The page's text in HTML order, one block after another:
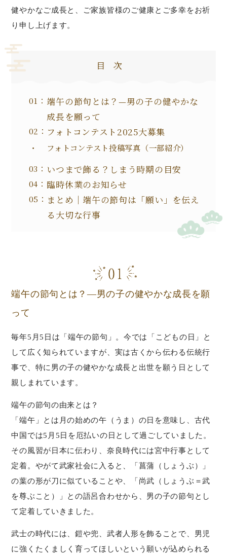
健やかなご成長と、ご家族皆様のご健康とご多幸をお祈
り申し上げます。
目次
端午の節句とは？—男の子の健やかな
成長を願って
フォトコンテスト2025大募集
フォトコンテスト投稿写真（一部紹介）
いつまで飾る？しまう時期の目安
臨時休業のお知らせ
まとめ｜端午の節句は「願い」を伝え
る大切な行事
端午の節句とは？—男の子の健やかな成長を願
って
毎年5月5日は「端午の節句」。今では「こどもの日」と
して広く知られていますが、実は古くから伝わる伝統行
事で、特に男の子の健やかな成長と出世を願う日として
親しまれています。
端午の節句の由来とは？
「端午」とは月の始めの午（うま）の日を意味し、古代
中国では5月5日を厄払いの日として過ごしていました。
その風習が日本に伝わり、奈良時代には宮中行事として
定着。やがて武家社会に入ると、「菖蒲（しょうぶ）」
の葉の形が刀に似ていることや、「尚武（しょうぶ＝武
を尊ぶこと）」との語呂合わせから、男の子の節句とし
て定着していきました。
武士の時代には、鎧や兜、武者人形を飾ることで、男児
に強くたくましく育ってほしいという願いが込められる